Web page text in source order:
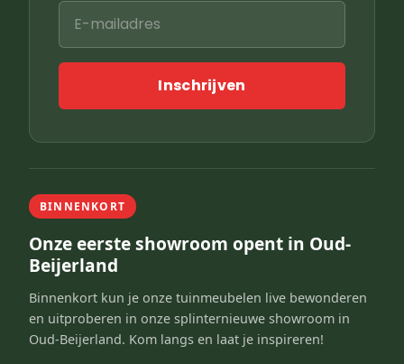
Inschrijven
BINNENKORT
Onze eerste showroom opent in Oud-
Beijerland
Binnenkort kun je onze tuinmeubelen live bewonderen
en uitproberen in onze splinternieuwe showroom in
Oud-Beijerland. Kom langs en laat je inspireren!